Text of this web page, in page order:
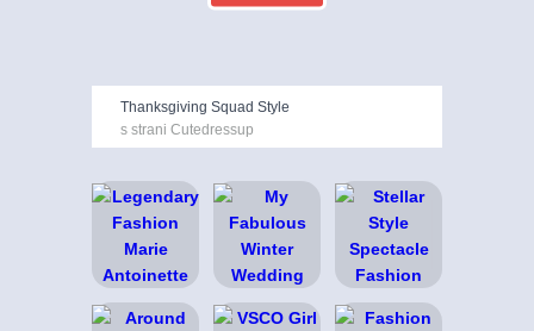
Thanksgiving Squad Style
s strani Cutedressup